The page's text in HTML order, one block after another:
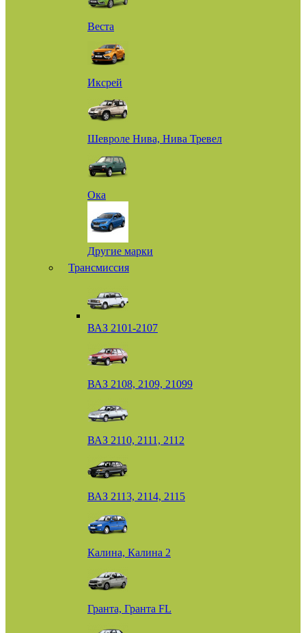
Веста
Иксрей
Шевроле Нива, Нива Тревел
Ока
Другие марки
Трансмиссия
ВАЗ 2101-2107
ВАЗ 2108, 2109, 21099
ВАЗ 2110, 2111, 2112
ВАЗ 2113, 2114, 2115
Калина, Калина 2
Гранта, Гранта FL